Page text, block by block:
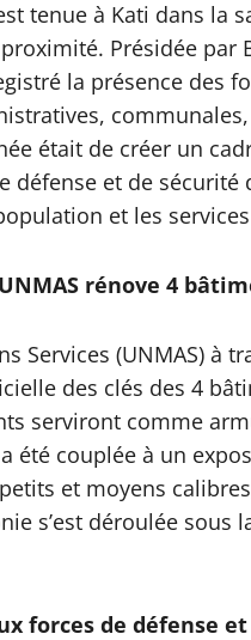
tenue à Kati dans
Présidée par
la présence des
était de créer un
défense et de
et les
rénove 4
Services (UNMAS) à
des clés des 4
serviront comme
été couplée à un
et moyens
s’est déroulée sous
forces de défense